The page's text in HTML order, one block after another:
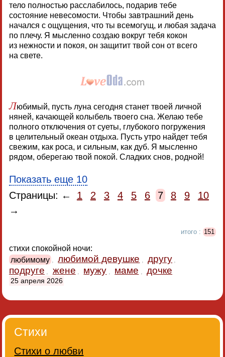
тело полностью расслабилось, подарив тебе
состояние невесомости. Чтобы завтрашний день
начался с ощущения, что ты всемогущ, и любая задача
по плечу. Я мысленно создаю вокруг тебя кокон
из нежности и покоя, он защитит твой сон от всего
на свете.
Любимый, пусть луна сегодня станет твоей личной
няней, качающей колыбель твоего сна. Желаю тебе
полного отключения от суеты, глубокого погружения
в целительный океан отдыха. Пусть утро найдет тебя
свежим, как роса, и сильным, как дуб. Я мысленно
рядом, оберегаю твой покой. Сладких снов, родной!
Показать еще 10
Страницы: ←
1 2 3 4 5 6 7 8 9
10
→
итого : 151
стихи спокойной ночи:
любимому , любимой девушке , другу ,
подруге , жене , мужу , маме , дочке
25 апреля 2026
Стихи
Стихи о любви